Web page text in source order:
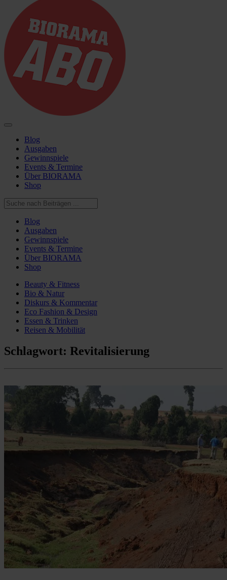
Blog
Ausgaben
Gewinnspiele
Events & Termine
Über BIORAMA
Shop
Blog
Ausgaben
Gewinnspiele
Events & Termine
Über BIORAMA
Shop
Beauty & Fitness
Bio & Natur
Diskurs & Kommentar
Eco Fashion & Design
Essen & Trinken
Reisen & Mobilität
Schlagwort: Revitalisierung